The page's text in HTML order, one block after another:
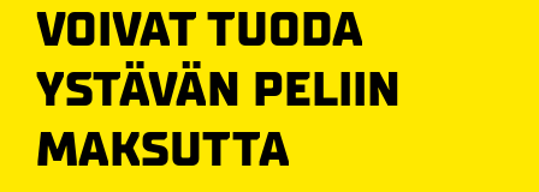
VOIVAT TUODA
YSTÄVÄN PELIIN
MAKSUTTA